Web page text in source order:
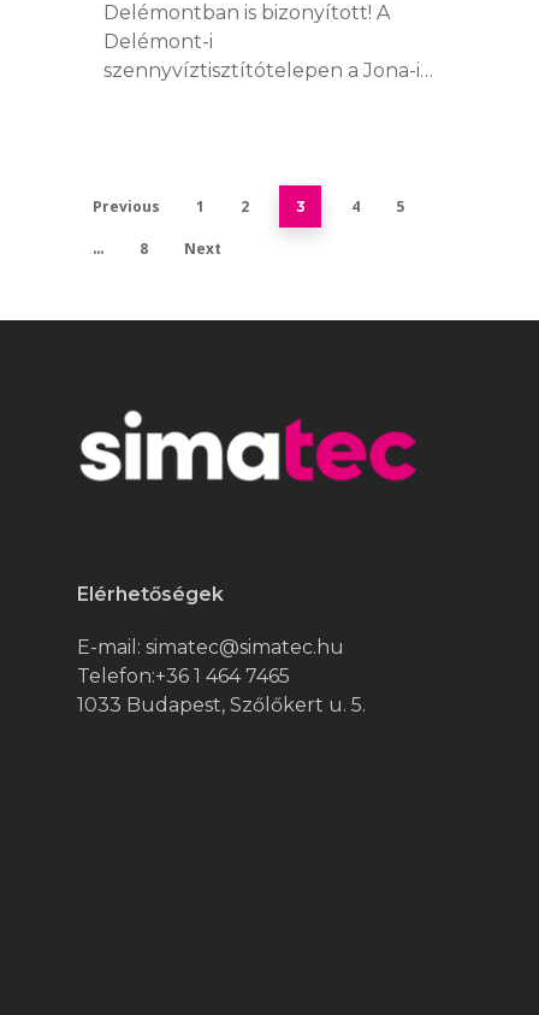
Delémontban is bizonyított! A
Delémont-i
szennyvíztisztítótelepen a Jona-i…
Previous 1 2 3 4 5
… 8 Next
Elérhetőségek
E-mail: simatec@simatec.hu
Telefon:+36 1 464 7465
1033 Budapest, Szőlőkert u. 5.